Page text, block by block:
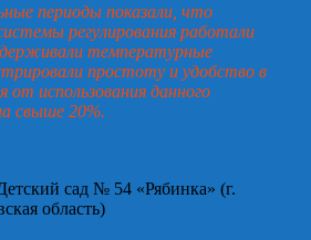
периоды показали, что
регулирования работали
температурные
простоту и удобство в
от использования данного
свыше 20%.
сад № 54 «Рябинка» (г.
область)